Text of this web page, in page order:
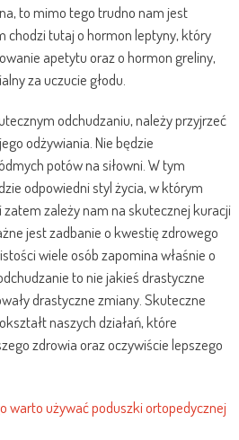
to mimo tego trudno nam jest
chodzi tutaj o hormon leptyny, który
apetytu oraz o hormon greliny,
za uczucie głodu.
odchudzaniu, należy przyjrzeć
odżywiania. Nie będzie
potów na siłowni. W tym
odpowiedni styl życia, w którym
zależy nam na skutecznej kuracji
jest zadbanie o kwestię zdrowego
wiele osób zapomina właśnie o
to nie jakieś drastyczne
drastyczne zmiany. Skuteczne
naszych działań, które
zdrowia oraz oczywiście lepszego
warto używać poduszki ortopedycznej